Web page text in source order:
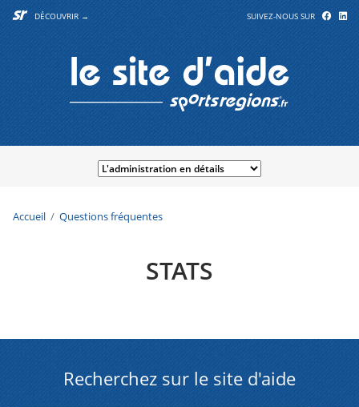
DÉCOUVRIR → SUIVEZ-NOUS SUR
Accueil Questions fréquentes
STATS
Recherchez sur le site d'aide